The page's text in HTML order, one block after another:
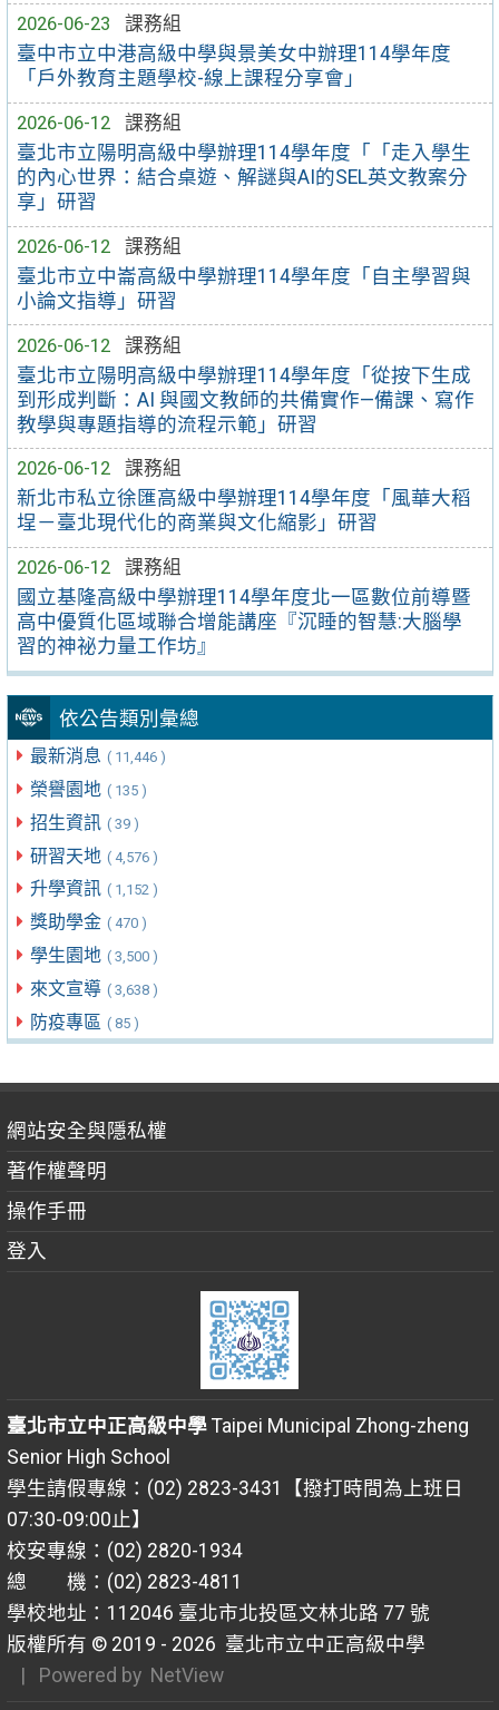
2026-06-23
課務組
臺中市立中港高級中學與景美女中辦理114學年度
「戶外教育主題學校-線上課程分享會」
2026-06-12
課務組
臺北市立陽明高級中學辦理114學年度「「走入學生
的內心世界：結合桌遊、解謎與AI的SEL英文教案分
享」研習
2026-06-12
課務組
臺北市立中崙高級中學辦理114學年度「自主學習與
小論文指導」研習
2026-06-12
課務組
臺北市立陽明高級中學辦理114學年度「從按下生成
到形成判斷：AI 與國文教師的共備實作—備課、寫作
教學與專題指導的流程示範」研習
2026-06-12
課務組
新北市私立徐匯高級中學辦理114學年度「風華大稻
埕－臺北現代化的商業與文化縮影」研習
2026-06-12
課務組
國立基隆高級中學辦理114學年度北一區數位前導暨
高中優質化區域聯合增能講座『沉睡的智慧:大腦學
習的神祕力量工作坊』
依公告類別彙總
最新消息 ( 11,446 )
榮譽園地 ( 135 )
招生資訊 ( 39 )
研習天地 ( 4,576 )
升學資訊 ( 1,152 )
獎助學金 ( 470 )
學生園地 ( 3,500 )
來文宣導 ( 3,638 )
防疫專區 ( 85 )
網站安全與隱私權
著作權聲明
操作手冊
登入
臺北市立中正高級中學Taipei Municipal Zhong-zheng
Senior High School
學生請假專線：(02) 2823-3431【撥打時間為上班日
07:30-09:00止】
校安專線：(02) 2820-1934
總 機：(02) 2823-4811
學校地址：112046 臺北市北投區文林北路 77 號
版權所有 © 2019 - 2026 臺北市立中正高級中學
| Powered by NetView